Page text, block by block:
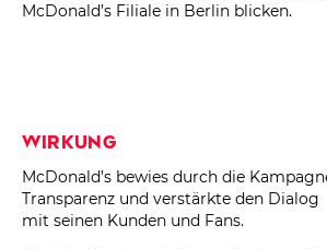
McDonald’s Filiale in Berlin blicken.
Wirkung
McDonald’s bewies durch die
Transparenz und verstärkte den Dialog
mit seinen Kunden und Fans.